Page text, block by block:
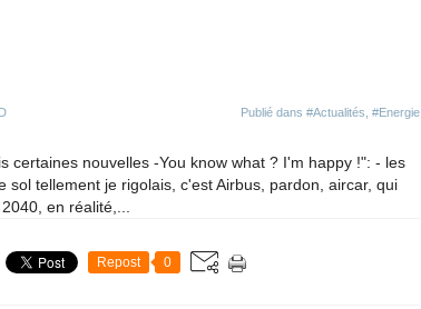
Publié dans #Actualités #Energie
certaines nouvelles -You know what ? I'm happy !": - les
sol tellement je rigolais, c'est Airbus, pardon, aircar, qui
en réalité,...
Repost 0